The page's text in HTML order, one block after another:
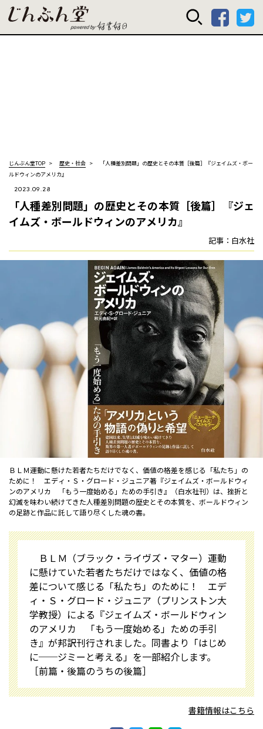
じんぶん堂
じんぶん堂TOP 歴史・社会
「人種差別問題」の歴史とその本質［後篇］『ジェイムズ・ボー
ルドウィンのアメリカ』
2023.09.28
「人種差別問題」の歴史とその本質［後篇］『ジェ
イムズ・ボールドウィンのアメリカ』
記事：白水社
ＢＬＭ運動に懸けた若者たちだけでなく、価値の格差を感じる「私たち」の
ために！ エディ・Ｓ・グロード・ジュニア著『ジェイムズ・ボールドウィ
ンのアメリカ 「もう一度始める」ための手引き』（白水社刊）は、挫折と
幻滅を味わい続けてきた人種差別問題の歴史とその本質を、ボールドウィン
の足跡と作品に託して語り尽くした魂の書。
ＢＬＭ（ブラック・ライヴズ・マター）運動
に懸けていた若者たちだけではなく、価値の格
差について感じる「私たち」のために！ エデ
ィ・Ｓ・グロード・ジュニア（プリンストン大
学教授）による『ジェイムズ・ボールドウィン
のアメリカ 「もう一度始める」ための手引
き』が邦訳刊行されました。同書より「はじめ
に──ジミーと考える」を一部紹介します。
［前篇・後篇のうちの後篇］
書籍情報はこちら